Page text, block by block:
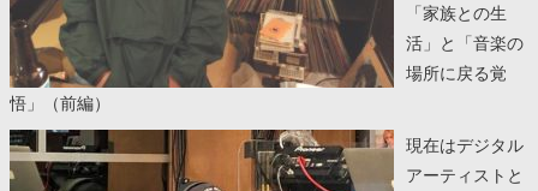
「家族との生
活」と「音楽の
場所に戻る覚
悟」（前編）
現在はデジタル
アーティストと